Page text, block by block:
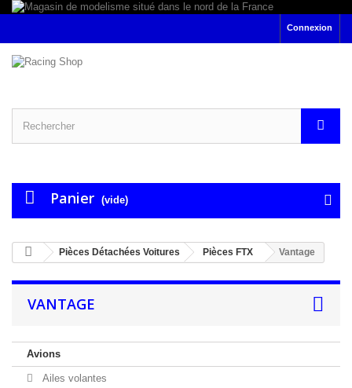
Connexion
Panier (vide)
Pièces Détachées Voitures Pièces FTX Vantage
VANTAGE
Avions
Ailes volantes